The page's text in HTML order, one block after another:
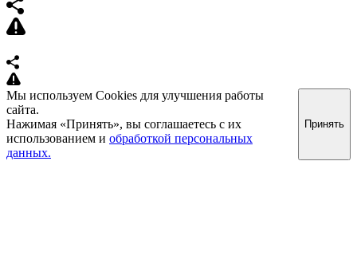
Мы используем Cookies для улучшения работы
сайта.
Нажимая «Принять», вы соглашаетесь с их
использованием и обработкой персональных
данных.
Принять